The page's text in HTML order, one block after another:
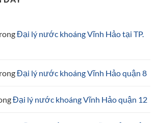
Bình
Thuận
Đại lý nước khoáng Vĩnh Hảo tại TP.
Đại lý nước khoáng Vĩnh Hảo quận 8
Đại lý nước khoáng Vĩnh Hảo quận 12